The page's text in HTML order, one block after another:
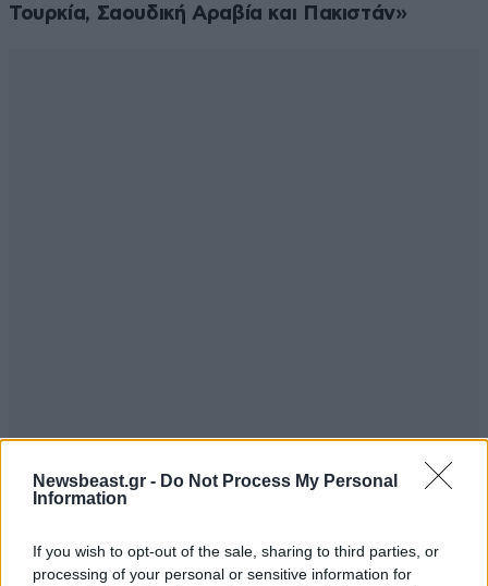
Newsbeast.gr - Do Not Process My Personal
Information
If you wish to opt-out of the sale, sharing to third parties, or
processing of your personal or sensitive information for
Τουρκία, Σαουδική Αραβία και Πακιστάν»